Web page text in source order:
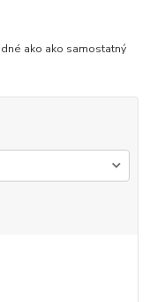
ako ako samostatný